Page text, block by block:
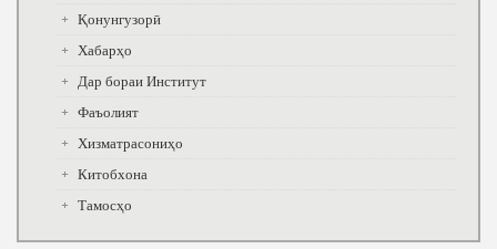
Қонунгузорӣ
Хабарҳо
Дар бораи Институт
Фаъолият
Хизматрасониҳо
Китобхона
Тамосҳо